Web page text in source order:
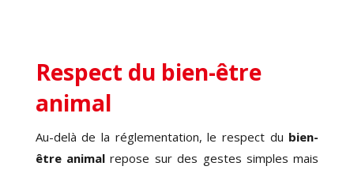
Respect du bien-être
animal
Au-delà de la réglementation, le respect du bien-
être animal repose sur des gestes simples mais